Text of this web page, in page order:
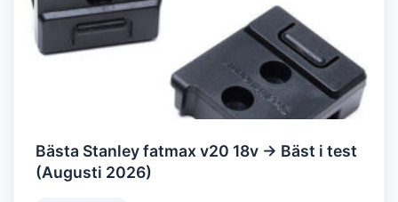
Bästa Stanley fatmax v20 18v → Bäst i test
(Augusti 2026)